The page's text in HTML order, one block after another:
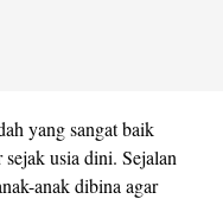
yang sangat baik
usia dini. Sejalan
anak dibina agar